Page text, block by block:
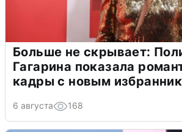
Больше не скрывает:
Гагарина показала
кадры с новым
6 августа 168